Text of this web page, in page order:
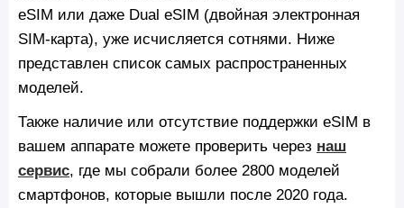
eSIM или даже Dual eSIM (двойная электронная
SIM-карта), уже исчисляется сотнями. Ниже
представлен список самых распространенных
моделей.
Также наличие или отсутствие поддержки eSIM в
вашем аппарате можете проверить через наш
сервис, где мы собрали более 2800 моделей
смартфонов, которые вышли после 2020 года.